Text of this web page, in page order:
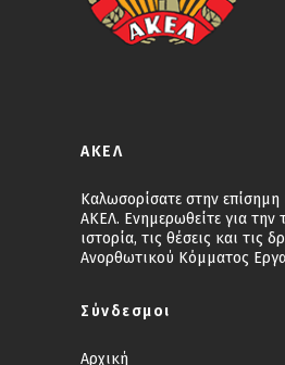
ΑΚΕΛ
Καλωσορίσατε στην επίσημη
ΑΚΕΛ. Ενημερωθείτε για την
ιστορία, τις θέσεις και τις
Ανορθωτικού Κόμματος
Σύνδεσμοι
Αρχική